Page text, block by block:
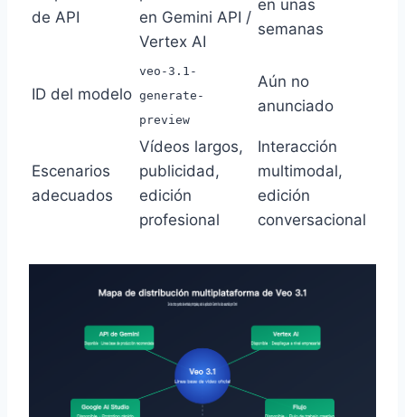
de API
en Gemini API /
Vertex AI
en unas
semanas
ID del modelo
veo-3.1-
generate-
preview
Aún no
anunciado
Escenarios
adecuados
Vídeos largos,
publicidad,
edición
profesional
Interacción
multimodal,
edición
conversacional